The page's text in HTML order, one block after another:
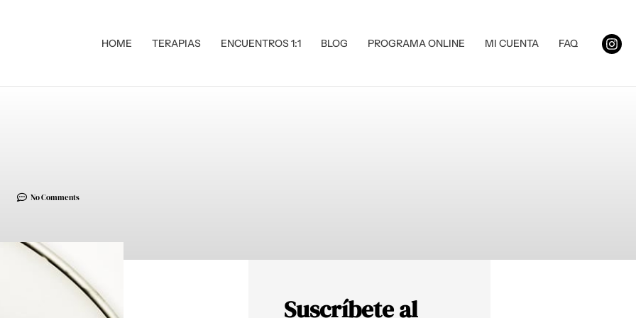
HOME TERAPIAS ENCUENTROS 1:1 BLOG PROGRAMA ONLINE MI CUENTA FAQ
No Comments
Suscríbete al